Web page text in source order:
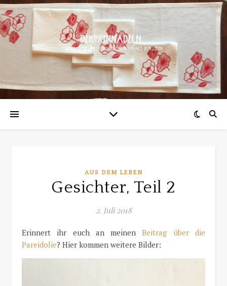
AUS DEM LEBEN
Gesichter, Teil 2
2. Juli 2018
Erinnert ihr euch an meinenBeitrag über die
Pareidolie? Hier kommen weitere Bilder: